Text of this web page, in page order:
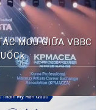
MOU GIỮA VBBC